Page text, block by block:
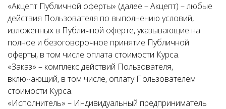
«Акцепт Публичной оферты» (далее – Акцепт) – любые
действия Пользователя по выполнению условий,
изложенных в Публичной оферте, указывающие на
полное и безоговорочное принятие Публичной
оферты, в том числе оплата стоимости Курса.
«Заказ» – комплекс действий Пользователя,
включающий, в том числе, оплату Пользователем
стоимости Курса.
«Исполнитель» – Индивидуальный предприниматель